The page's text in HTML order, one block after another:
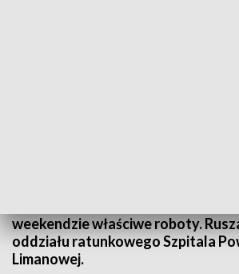
weekendzie właściwe roboty.
oddziału ratunkowego Szpitala
Limanowej.